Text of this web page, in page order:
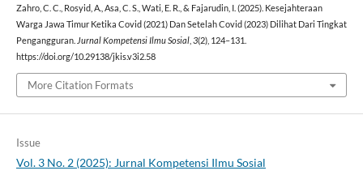
Zahro, C. C., Rosyid, A., Asa, C. S., Wati, E. R., & Fajarudin, I. (2025). Kesejahteraan
Warga Jawa Timur Ketika Covid (2021) Dan Setelah Covid (2023) Dilihat Dari Tingkat
Pengangguran. Jurnal Kompetensi Ilmu Sosial, 3(2), 124–131.
https://doi.org/10.29138/jkis.v3i2.58
More Citation Formats
Issue
Vol. 3 No. 2 (2025): Jurnal Kompetensi Ilmu Sosial